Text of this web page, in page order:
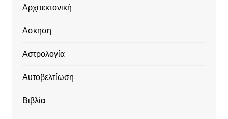
Αρχιτεκτονική
Ασκηση
Αστρολογία
Αυτοβελτίωση
Βιβλία